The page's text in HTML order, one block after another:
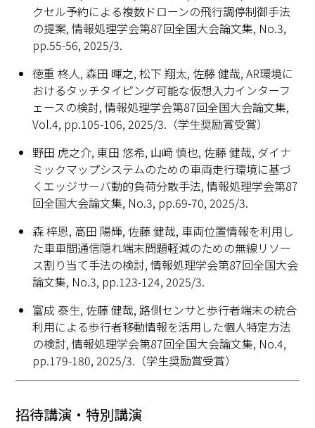
クセル予約による複数ドローンの飛行調停制御手法
の提案, 情報処理学会第87回全国大会論文集, No.3,
pp.55-56, 2025/3.
徳重 柊人, 森田 暉之, 松下 翔太, 佐藤 健哉, AR環境に
おけるタッチタイピング可能な仮想入力インターフ
ェースの検討, 情報処理学会第87回全国大会論文集,
Vol.4, pp.105-106, 2025/3.（学生奨励賞受賞）
野田 虎之介, 東田 悠希, 山﨑 慎也, 佐藤 健哉, ダイナ
ミックマップシステムのための車両走行環境に基づ
くエッジサーバ動的負荷分散手法, 情報処理学会第87
回全国大会論文集, No.3, pp.69-70, 2025/3.
森 梓恩, 高田 陽輝, 佐藤 健哉, 車両位置情報を利用し
た車車間通信隠れ端末問題軽減のための無線リソー
ス割り当て手法の検討, 情報処理学会第87回全国大会
論文集, No.3, pp.123-124, 2025/3.
富成 泰生, 佐藤 健哉, 路側センサと歩行者端末の統合
利用による歩行者移動情報を活用した個人特定方法
の検討, 情報処理学会第87回全国大会論文集, No.4,
pp.179-180, 2025/3.（学生奨励賞受賞）
招待講演・特別講演